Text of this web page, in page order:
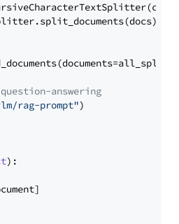
answering
rag-prompt")
):